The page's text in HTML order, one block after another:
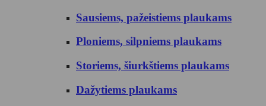
Sausiems, pažeistiems plaukams
Ploniems, silpniems plaukams
Storiems, šiurkštiems plaukams
Dažytiems plaukams